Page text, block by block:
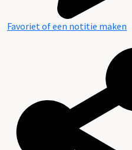
Favoriet of een notitie maken